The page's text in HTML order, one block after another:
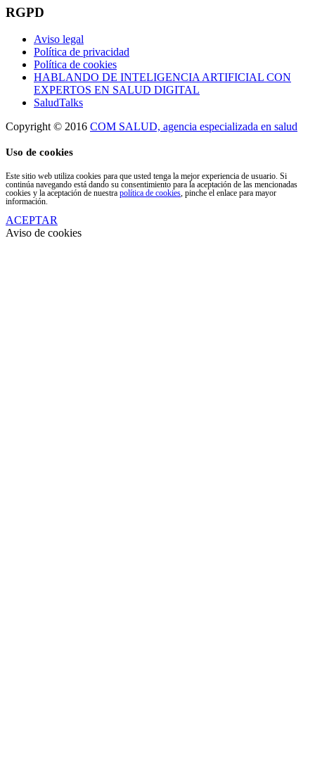
RGPD
Aviso legal
Política de privacidad
Política de cookies
HABLANDO DE INTELIGENCIA ARTIFICIAL CON
EXPERTOS EN SALUD DIGITAL
SaludTalks
Copyright © 2016 COM SALUD, agencia especializada en salud
Uso de cookies
Este sitio web utiliza cookies para que usted tenga la mejor experiencia de usuario. Si
continúa navegando está dando su consentimiento para la aceptación de las mencionadas
cookies y la aceptación de nuestra política de cookies, pinche el enlace para mayor
información.
ACEPTAR
Aviso de cookies